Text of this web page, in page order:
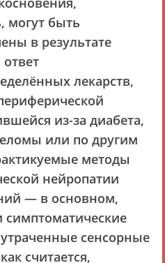
могут быть
в результате
лекарств,
из-за диабета,
или по другим
методы
нейропатии
— в основном,
сенсорные
считается,